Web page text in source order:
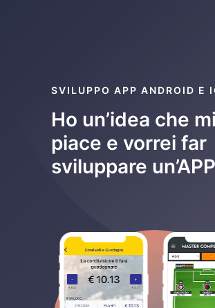
SVILUPPO APP ANDROID E
Ho un’idea che mi
piace e vorrei far
sviluppare un’APP